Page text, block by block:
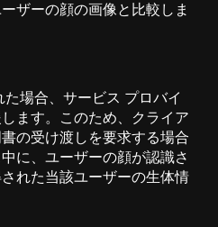
ザーの顔の画像と比較しま
場合、サービス プロバイ
ます。このため、クライア
の受け渡しを要求する場合
に、ユーザーの顔が認識さ
れた当該ユーザーの生体情